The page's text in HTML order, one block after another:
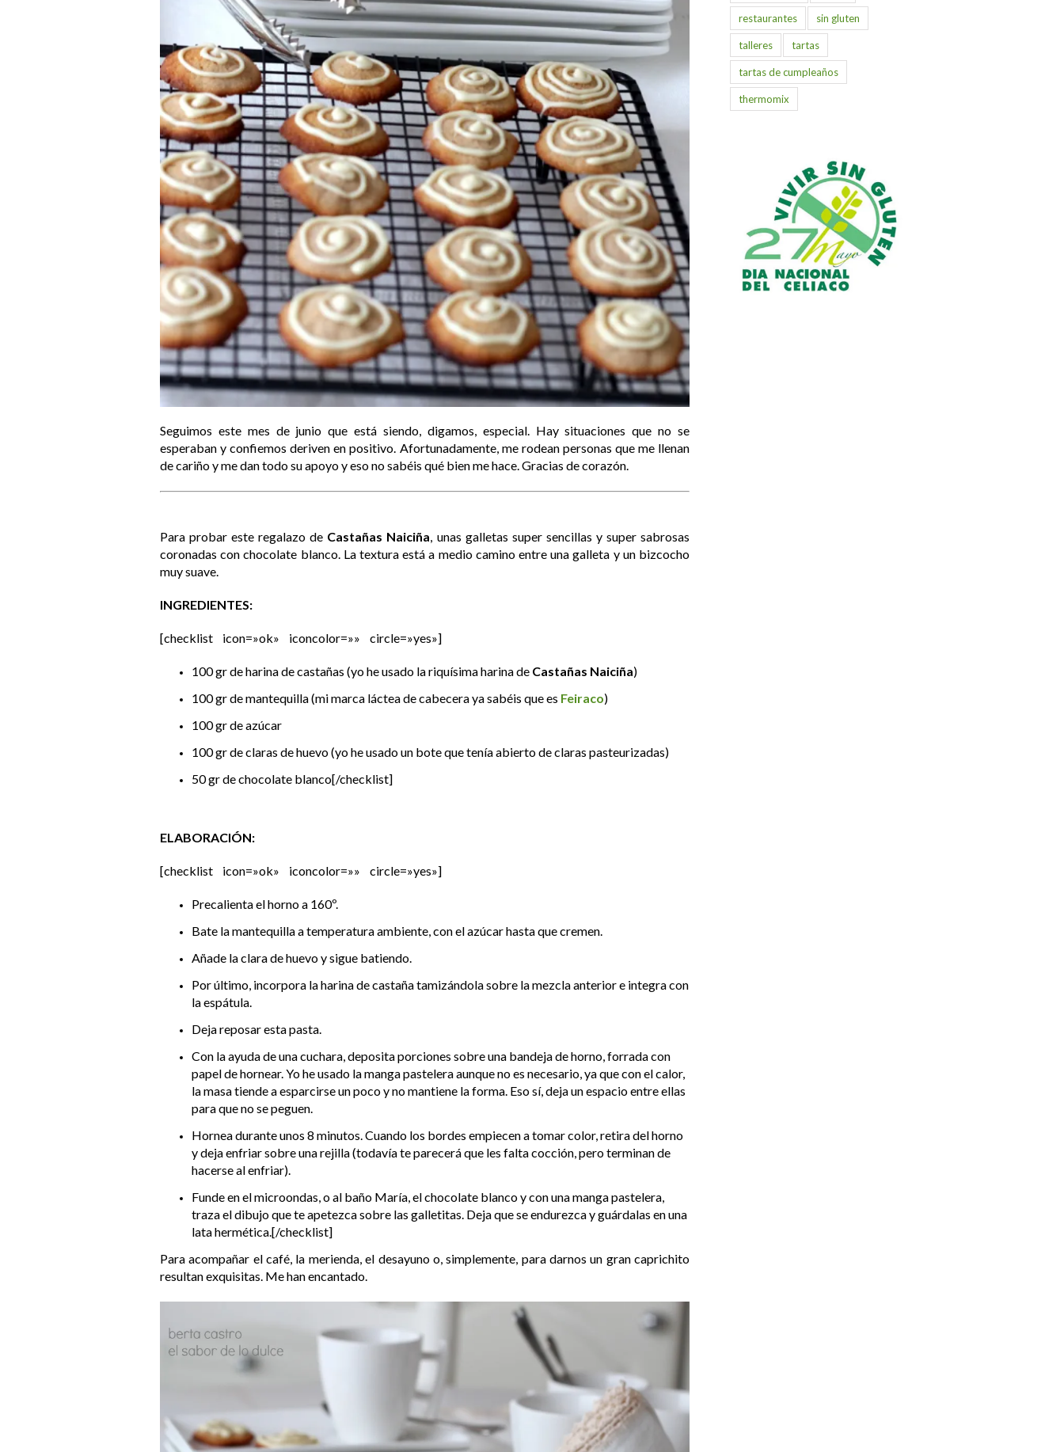
Seguimos este mes de junio que está siendo, digamos, especial. Hay situaciones que no se
esperaban y confiemos deriven en positivo. Afortunadamente, me rodean personas que me llenan
de cariño y me dan todo su apoyo y eso no sabéis qué bien me hace. Gracias de corazón.
Para probar este regalazo de Castañas Naiciña , unas galletas super sencillas y super sabrosas
coronadas con chocolate blanco. La textura está a medio camino entre una galleta y un bizcocho
muy suave.
INGREDIENTES:
[checklist icon=»ok» iconcolor=»» circle=»yes»]
100 gr de harina de castañas (yo he usado la riquísima harina de Castañas Naiciña)
100 gr de mantequilla (mi marca láctea de cabecera ya sabéis que es Feiraco)
100 gr de azúcar
100 gr de claras de huevo (yo he usado un bote que tenía abierto de claras pasteurizadas)
50 gr de chocolate blanco[/checklist]
ELABORACIÓN:
[checklist icon=»ok» iconcolor=»» circle=»yes»]
Precalienta el horno a 160º.
Bate la mantequilla a temperatura ambiente, con el azúcar hasta que cremen.
Añade la clara de huevo y sigue batiendo.
Por último, incorpora la harina de castaña tamizándola sobre la mezcla anterior e integra con
la espátula.
Deja reposar esta pasta.
Con la ayuda de una cuchara, deposita porciones sobre una bandeja de horno, forrada con
papel de hornear. Yo he usado la manga pastelera aunque no es necesario, ya que con el calor,
la masa tiende a esparcirse un poco y no mantiene la forma. Eso sí, deja un espacio entre ellas
para que no se peguen.
Hornea durante unos 8 minutos. Cuando los bordes empiecen a tomar color, retira del horno
y deja enfriar sobre una rejilla (todavía te parecerá que les falta cocción, pero terminan de
hacerse al enfriar).
Funde en el microondas, o al baño María, el chocolate blanco y con una manga pastelera,
traza el dibujo que te apetezca sobre las galletitas. Deja que se endurezca y guárdalas en una
lata hermética.[/checklist]
Para acompañar el café, la merienda, el desayuno o, simplemente, para darnos un gran caprichito
resultan exquisitas. Me han encantado.
restaurantes sin gluten
talleres tartas
tartas de cumpleaños
thermomix